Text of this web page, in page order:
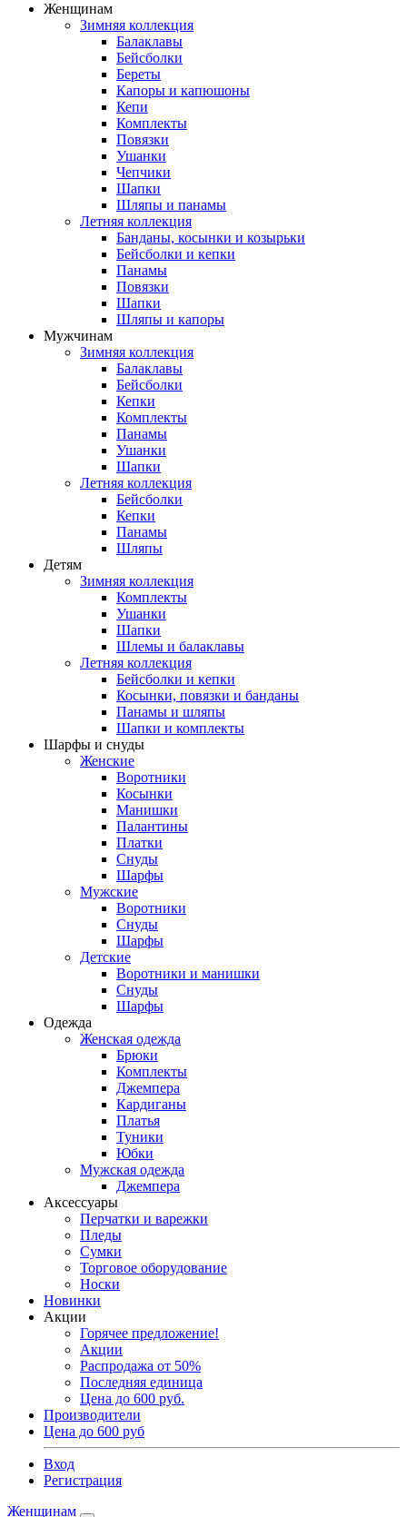
Женщинам
Зимняя коллекция
Балаклавы
Бейсболки
Береты
Капоры и капюшоны
Кепи
Комплекты
Повязки
Ушанки
Чепчики
Шапки
Шляпы и панамы
Летняя коллекция
Банданы, косынки и козырьки
Бейсболки и кепки
Панамы
Повязки
Шапки
Шляпы и капоры
Мужчинам
Зимняя коллекция
Балаклавы
Бейсболки
Кепки
Комплекты
Панамы
Ушанки
Шапки
Летняя коллекция
Бейсболки
Кепки
Панамы
Шляпы
Детям
Зимняя коллекция
Комплекты
Ушанки
Шапки
Шлемы и балаклавы
Летняя коллекция
Бейсболки и кепки
Косынки, повязки и банданы
Панамы и шляпы
Шапки и комплекты
Шарфы и снуды
Женские
Воротники
Косынки
Манишки
Палантины
Платки
Снуды
Шарфы
Мужские
Воротники
Снуды
Шарфы
Детские
Воротники и манишки
Снуды
Шарфы
Одежда
Женская одежда
Брюки
Комплекты
Джемпера
Кардиганы
Платья
Туники
Юбки
Мужская одежда
Джемпера
Аксессуары
Перчатки и варежки
Пледы
Сумки
Торговое оборудование
Носки
Новинки
Акции
Горячее предложение!
Акции
Распродажа от 50%
Последняя единица
Цена до 600 руб.
Производители
Цена до 600 руб
Вход
Регистрация
Женщинам